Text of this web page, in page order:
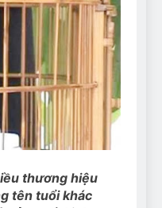
Play Fetch?
Train Them!
Do I Need to
Bulldog
thương hiệu
tên tuổi khác